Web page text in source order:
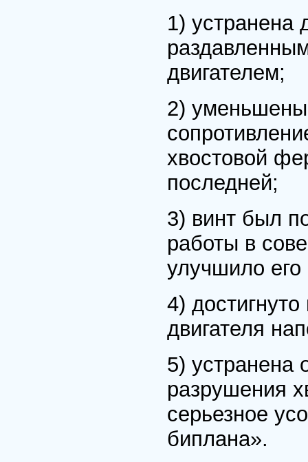
1) устранена
двигателем;
2) уменьшены
хвостовой
последней;
3) винт был
работы в
улучшило его
4)
двигателя
5) устранена
разрушения
серьезное
биплана».